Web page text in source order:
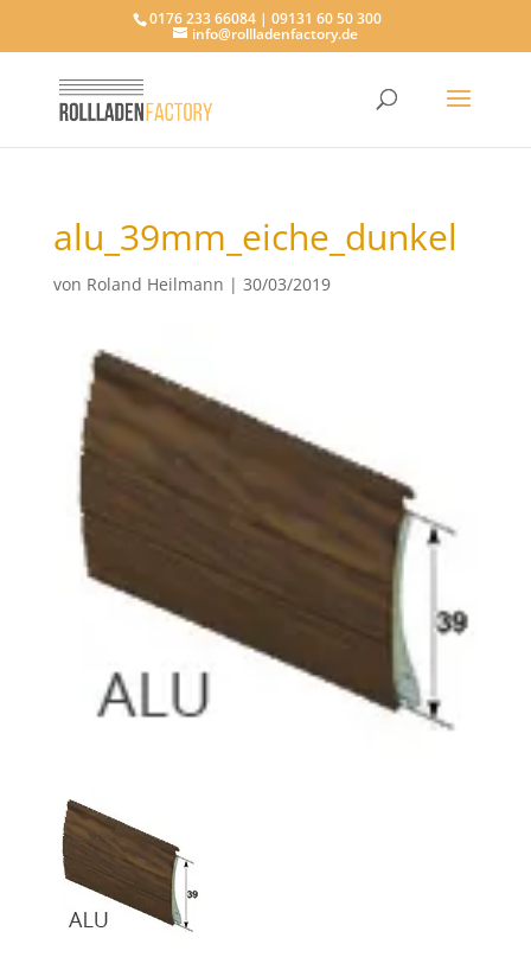
0176 233 66084 | 09131 60 50 300
info@rollladenfactory.de
alu_39mm_eiche_dunkel
von Roland Heilmann | 30/03/2019